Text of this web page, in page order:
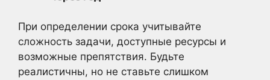
При определении срока учитывайте
сложность задачи, доступные ресурсы и
возможные препятствия. Будьте
реалистичны, но не ставьте слишком